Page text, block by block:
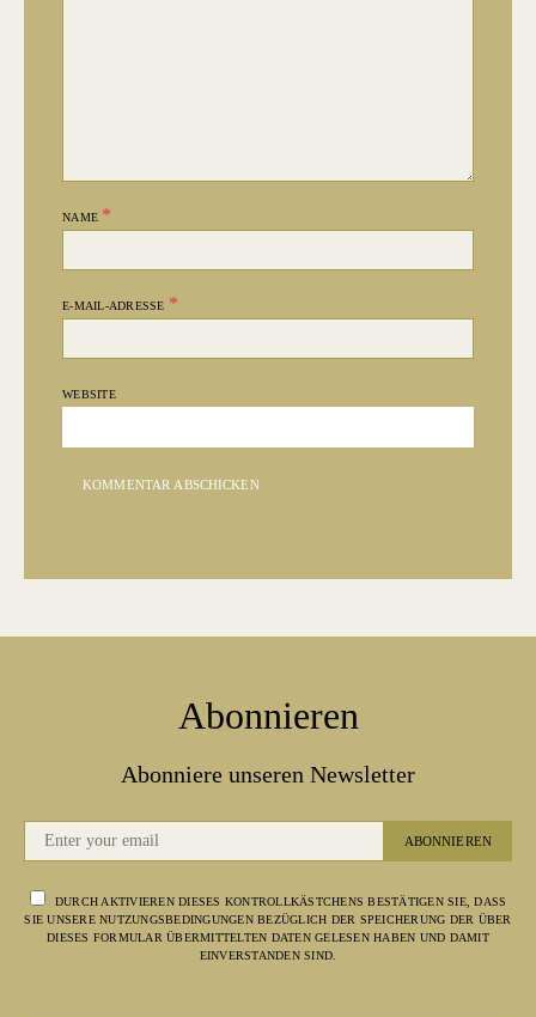
NAME *
E-MAIL-ADRESSE *
WEBSITE
Abonnieren
Abonniere unseren Newsletter
ABONNIEREN
DURCH AKTIVIEREN DIESES KONTROLLKÄSTCHENS BESTÄTIGEN SIE, DASS
SIE UNSERE NUTZUNGSBEDINGUNGEN BEZÜGLICH DER SPEICHERUNG DER ÜBER
DIESES FORMULAR ÜBERMITTELTEN DATEN GELESEN HABEN UND DAMIT
EINVERSTANDEN SIND.